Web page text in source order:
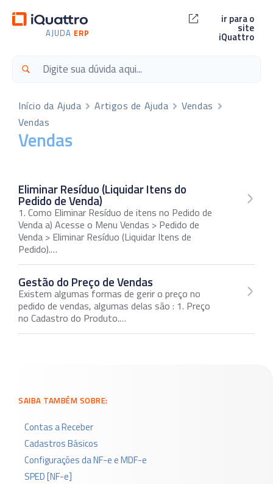
AJUDA ERP
ir para o
site
iQuattro
Início da Ajuda Artigos de Ajuda
Vendas
Vendas
Vendas
SAIBA TAMBÉM SOBRE:
Contas a Receber
Cadastros Básicos
Configurações da NF-e e MDF-e
SPED [NF-e]
Eliminar Resíduo (Liquidar Itens do
Pedido de Venda)
1. Como Eliminar Resíduo de itens no Pedido de
Venda a) Acesse o Menu Vendas > Pedido de
Venda > Eliminar Resíduo (Liquidar Itens de
Pedido).…
Gestão do Preço de Vendas
Existem algumas formas de gerir o preço no
pedido de vendas, algumas delas são : 1. Preço
no Cadastro do Produto.…